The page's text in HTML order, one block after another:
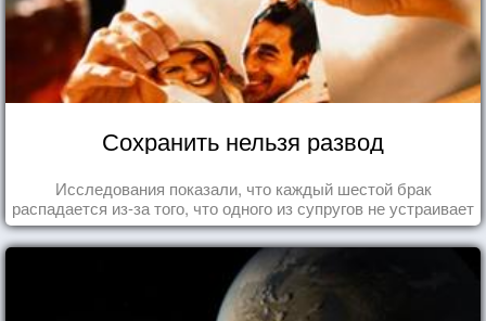
Сохранить нельзя развод
Исследования показали, что каждый шестой брак
распадается из-за того, что одного из супругов не устраивает
та роль, которая выпала ему в семье.